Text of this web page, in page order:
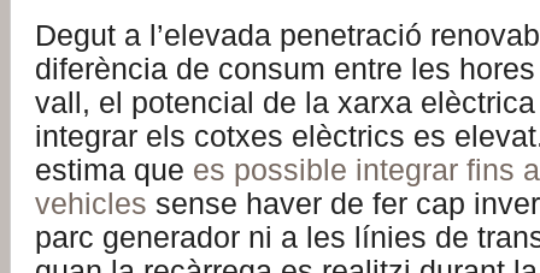
Degut a l’elevada penetració
diferència de consum entre les
vall, el potencial de la xarxa
integrar els cotxes elèctrics es
estima que es possible integrar fins
vehicles sense haver de fer cap
parc generador ni a les línies de